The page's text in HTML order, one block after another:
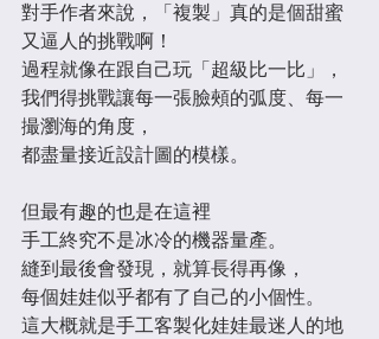
對手作者來說，「複製」真的是個甜蜜
又逼人的挑戰啊！
過程就像在跟自己玩「超級比一比」，
我們得挑戰讓每一張臉頰的弧度、每一
撮瀏海的角度，
都盡量接近設計圖的模樣。
但最有趣的也是在這裡
手工終究不是冰冷的機器量產。
縫到最後會發現，就算長得再像，
每個娃娃似乎都有了自己的小個性。
這大概就是手工客製化娃娃最迷人的地